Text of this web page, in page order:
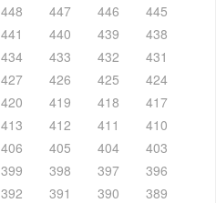
448 447 446
445
441 440 439
438
434 433 432
431
427 426 425
424
420 419 418
417
413 412 411
410
406 405 404
403
399 398 397
396
392 391 390
389